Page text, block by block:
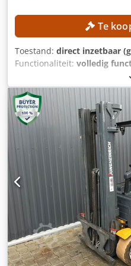
Te
Toestand: direct inzetbaar
Functionaliteit: volledig
32 kg, draagvermogen:8 kg,
YRC1000 , fabrikant van
assen: 6, TECHNISCHE
Draagvermogen: 8 kg
MACHINEGEGEVENS
van de
wisselstroom 380–440 V,
Maximale stroom voor
Kortsluitstroom: 2,5 kA Type
E10 UITRUSTING Credpfx
Motoman GP8 robotarm